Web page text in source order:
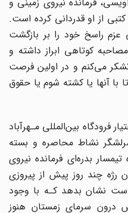
از او قدردانی کرده است.
خمینی عزم راسخ خود را بر بازگشت
کوتاهی ابراز داشته و
می‌کنم و در اولین فرصت
آنها یا کشته شوم یا حقوق
فرودگاه بین‌المللی مـهرآباد
نشاط محاصره و بسته
بدره‌ای فرمانده نیروی
چند روز پیش از پیروزی
نشان بدهد کـه با وجود
سرمای زمستان هنوز